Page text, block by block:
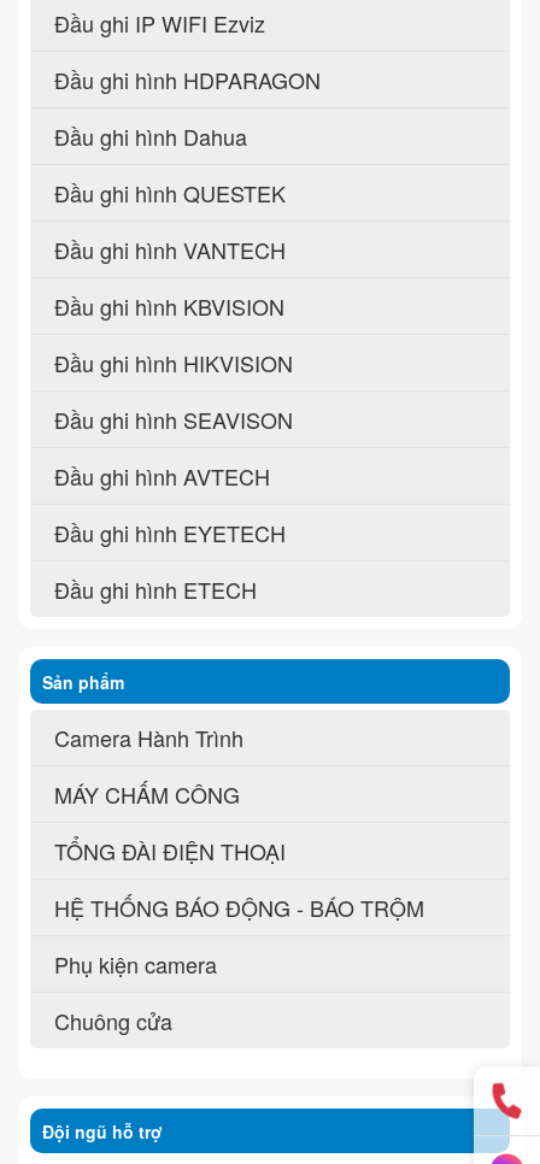
Đầu ghi IP WIFI Ezviz
Đầu ghi hình HDPARAGON
Đầu ghi hình Dahua
Đầu ghi hình QUESTEK
Đầu ghi hình VANTECH
Đầu ghi hình KBVISION
Đầu ghi hình HIKVISION
Đầu ghi hình SEAVISON
Đầu ghi hình AVTECH
Đầu ghi hình EYETECH
Đầu ghi hình ETECH
Sản phẩm
Camera Hành Trình
MÁY CHẤM CÔNG
TỔNG ĐÀI ĐIỆN THOẠI
HỆ THỐNG BÁO ĐỘNG - BÁO TRỘM
Phụ kiện camera
Chuông cửa
Đội ngũ hỗ trợ